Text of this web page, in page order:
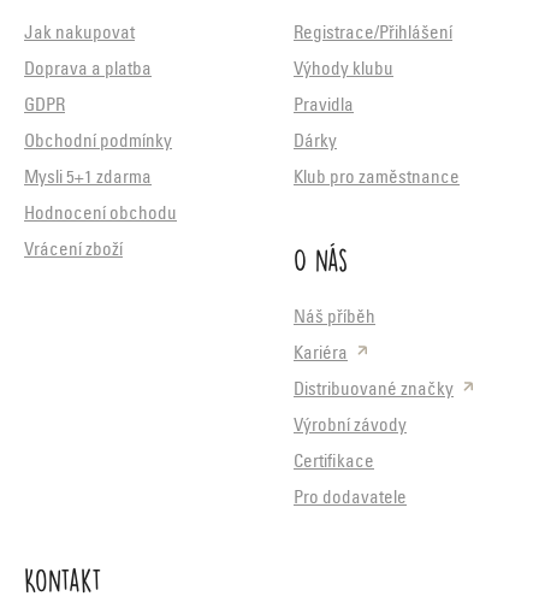
Jak nakupovat
Doprava a platba
GDPR
Obchodní podmínky
Mysli 5+1 zdarma
Hodnocení obchodu
Vrácení zboží
Registrace/Přihlášení
Výhody klubu
Pravidla
Dárky
Klub pro zaměstnance
O nás
Náš příběh
Kariéra
Distribuované značky
Výrobní závody
Certifikace
Pro dodavatele
Kontakt